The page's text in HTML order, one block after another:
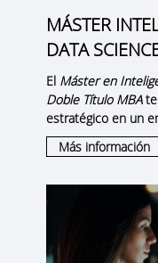
MÁSTER
DATA
El Máster en
Doble Título MBAte
estratégico en un
Más información